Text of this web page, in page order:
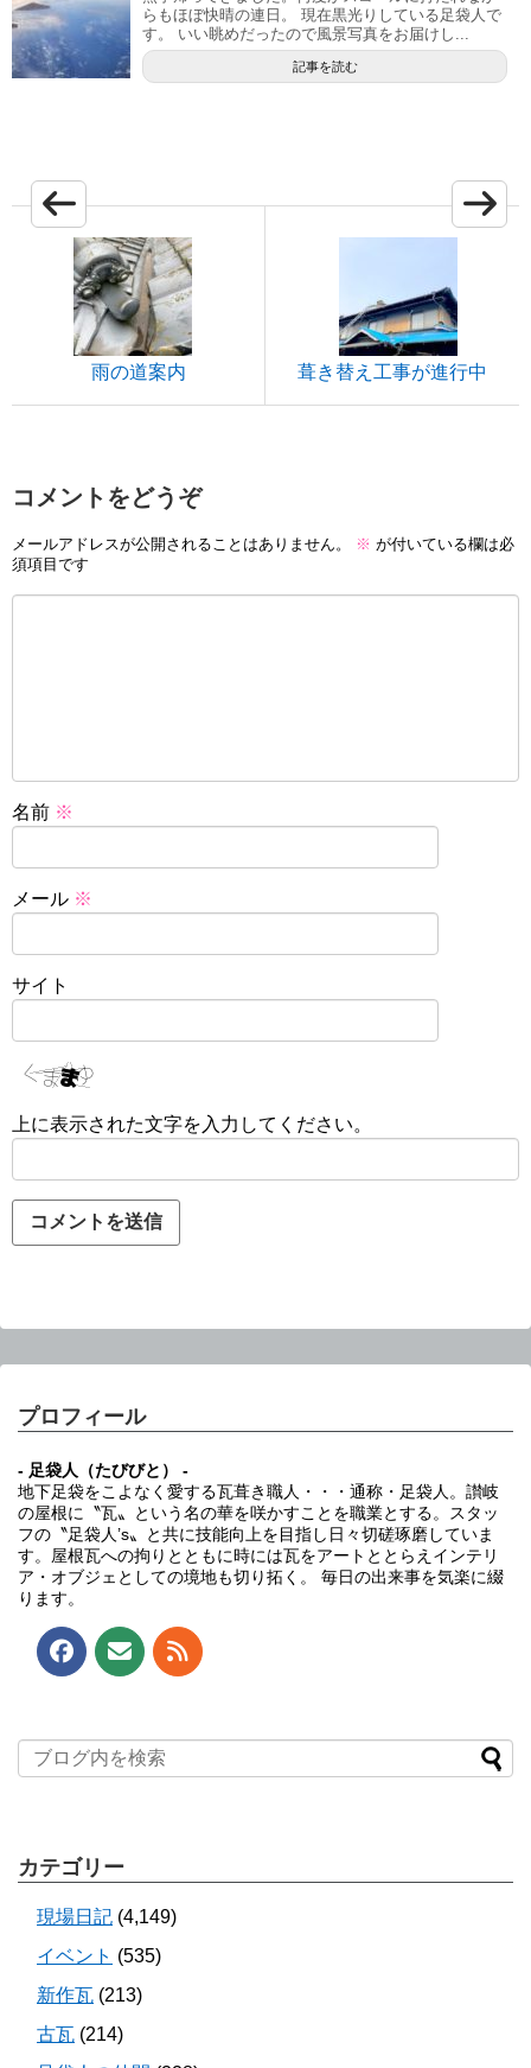
らもほぼ快晴の連日。 現在黒光りしている足袋人で
す。 いい眺めだったので風景写真をお届けし...
記事を読む
雨の道案内 葺き替え工事が進行中
コメントをどうぞ
メールアドレスが公開されることはありません。 ※ が付いている欄は必
須項目です
名前 ※
メール ※
サイト
上に表示された文字を入力してください。
プロフィール
- 足袋人（たびびと） -
地下足袋をこよなく愛する瓦葺き職人・・・通称・足袋人。讃岐
の屋根に〝瓦〟という名の華を咲かすことを職業とする。スタッ
フの〝足袋人’s〟と共に技能向上を目指し日々切磋琢磨していま
す。屋根瓦への拘りとともに時には瓦をアートととらえインテリ
ア・オブジェとしての境地も切り拓く。 毎日の出来事を気楽に綴
ります。
カテゴリー
現場日記 (4,149)
イベント (535)
新作瓦 (213)
古瓦 (214)